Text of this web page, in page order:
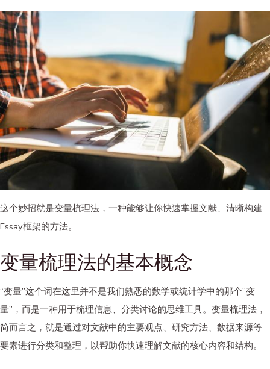
这个妙招就是变量梳理法，一种能够让你快速掌握文献、清晰构建
Essay框架的方法。
变量梳理法的基本概念
“变量”这个词在这里并不是我们熟悉的数学或统计学中的那个”变
量”，而是一种用于梳理信息、分类讨论的思维工具。变量梳理法，
简而言之，就是通过对文献中的主要观点、研究方法、数据来源等
要素进行分类和整理，以帮助你快速理解文献的核心内容和结构。